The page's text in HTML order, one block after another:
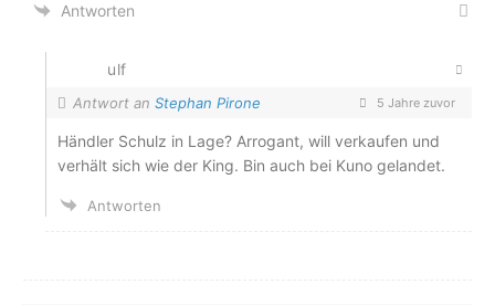
Antworten
ulf
Antwort an Stephan Pirone 5 Jahre zuvor
Händler Schulz in Lage? Arrogant, will verkaufen und
verhält sich wie der King. Bin auch bei Kuno gelandet.
Antworten